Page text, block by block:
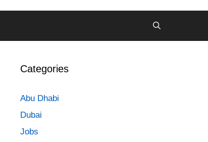
Categories
Abu Dhabi
Dubai
Jobs